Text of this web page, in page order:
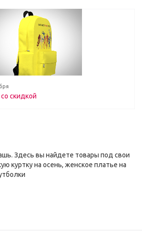
скидкой
Здесь вы найдете товары под свои
куртку на осень, женское платье на